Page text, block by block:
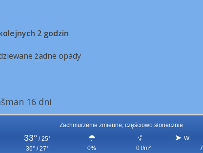
2 godzin
żadne opady
16 dni
Zachmurzenie zmienne, częściowo słonecznie
33° / 25°
36° / 27°
0% 0 l/m²
W